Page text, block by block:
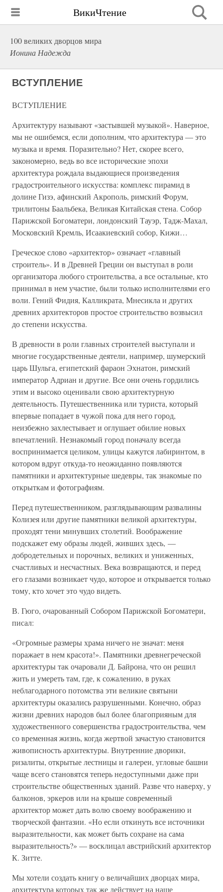
ВикиЧтение
100 великих дворцов мира
Ионина Надежда
ВСТУПЛЕНИЕ
ВСТУПЛЕНИЕ
Архитектуру называют «застывшей музыкой». Наверное,
мы не ошибемся, если дополним, что архитектура — это
музыка и время. Поразительно? Нет, скорее всего,
закономерно, ведь во все исторические эпохи
архитектура рождала выдающиеся произведения
градостроительного искусства: комплекс пирамид в
долине Гизэ, афинский Акрополь, римский Форум,
трилитоны Баальбека, Великая Китайская стена. Собор
Парижской Богоматери, лондонский Тауэр, Тадж-Махал,
Московский Кремль, Исаакиевский собор, Кижи…
Греческое слово «архитектор» означает «главный
строитель». И в Древней Греции он выступал в роли
организатора любого строительства, а все остальные, кто
принимал в нем участие, были только исполнителями его
воли. Гений Фидия, Калликрата, Мнесикла и других
древних архитекторов простое строительство возвысил
до степени искусства.
В древности в роли главных строителей выступали и
многие государственные деятели, например, шумерский
царь Шульга, египетский фараон Эхнатон, римский
император Адриан и другие. Все они очень гордились
этим и высоко оценивали свою архитектурную
деятельность. Путешественника или туриста, который
впервые попадает в чужой пока для него город,
неизбежно захлестывает и оглушает обилие новых
впечатлений. Незнакомый город поначалу всегда
воспринимается целиком, улицы кажутся лабиринтом, в
котором вдруг откуда-то неожиданно появляются
памятники и архитектурные шедевры, так знакомые по
открыткам и фотографиям.
Перед путешественником, разглядывающим развалины
Колизея или другие памятники великой архитектуры,
проходят тени минувших столетий. Воображение
подскажет ему образы людей, живших здесь, —
добродетельных и порочных, великих и униженных,
счастливых и несчастных. Века возвращаются, и перед
его глазами возникает чудо, которое и открывается только
тому, кто хочет это чудо видеть.
В. Гюго, очарованный Собором Парижской Богоматери,
писал:
«Огромные размеры храма ничего не значат: меня
поражает в нем красота!». Памятники древнегреческой
архитектуры так очаровали Д. Байрона, что он решил
жить и умереть там, где, к сожалению, в руках
неблагодарного потомства эти великие святыни
архитектуры оказались разрушенными. Конечно, образ
жизни древних народов был более благоприяным для
художественного совершенства градостроительства, чем
со временная жизнь, когда жертвой зачастую становится
живописность архитектуры. Внутренние дворики,
ризалиты, открытые лестницы и галереи, угловые башни
чаще всего становятся теперь недоступными даже при
строительстве общественных зданий. Разве что наверху, у
балконов, эркеров или на крыше современный
архитектор может дать волю своему воображению и
творческой фантазии. «Но если откинуть все источники
выразительности, как может быть сохране на сама
выразительность?» — восклицал австрийский архитектор
К. Зитте.
Мы хотели создать книгу о величайших дворцах мира,
архитектура которых так же действует на наше